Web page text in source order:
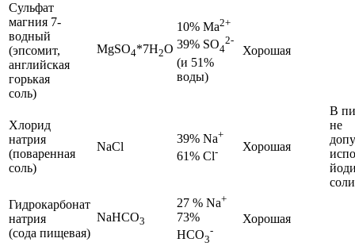
Сульфат
магния 7-
водный
(эпсомит,
английская
горькая
соль)
MgSO4*7H2O
10% Ma2+
39% SO4
2-
(и 51%
воды)
Хорошая
Хлорид
натрия
(поваренная
соль)
NaCl
39% Na+
61% Cl- Хорошая
В
не
Гидрокарбонат
натрия
(сода пищевая)
NaHCO3
27 % Na+
73%
HCO3
-
Хорошая